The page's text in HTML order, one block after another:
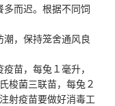
而迟。根据不同饲
潮，保持笼舍通风良
苗，每兔１毫升，
梭菌三联苗，每兔２
射疫苗要做好消毒工